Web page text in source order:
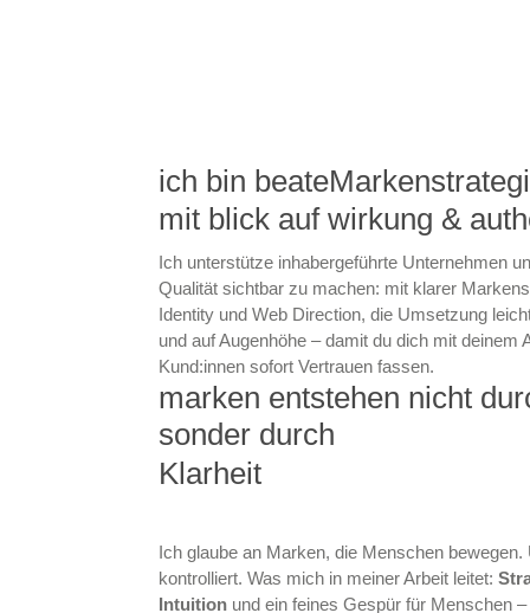
ich bin beate
mit blick auf wirkung &
Ich unterstütze inhabergeführte Unternehmen
Qualität sichtbar zu machen: mit klarer
Identity und Web Direction, die Umsetzung
und auf Augenhöhe – damit du dich mit deinem
Kund:innen sofort Vertrauen fassen.
marken entstehen nicht
sonder durch
Klarheit
Ich glaube an Marken, die Menschen
kontrolliert.Was mich in meiner Arbeit leitet:
Intuition und ein feines Gespür für Menschen